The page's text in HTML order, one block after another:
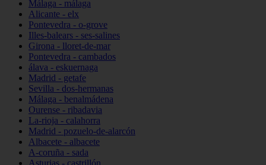
Málaga - málaga
Alicante - elx
Pontevedra - o-grove
Illes-balears - ses-salines
Girona - lloret-de-mar
Pontevedra - cambados
álava - eskuernaga
Madrid - getafe
Sevilla - dos-hermanas
Málaga - benalmádena
Ourense - ribadavia
La-rioja - calahorra
Madrid - pozuelo-de-alarcón
Albacete - albacete
A-coruña - sada
Asturias - castrillón